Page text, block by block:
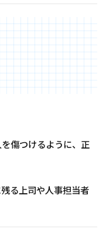
傷つけるように、正
る上司や人事担当者